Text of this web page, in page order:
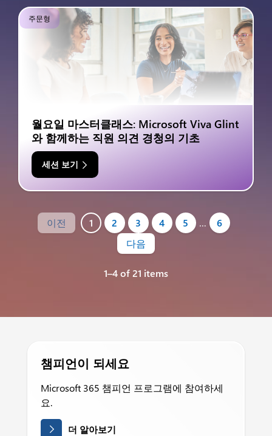
주문형
월요일 마스터클래스: Microsoft Viva Glint
와 함께하는 직원 의견 경청의 기초
세션 보기
이전 1 2 3 4 5 …
6
다음
1–4 of 21 items
챔피언이 되세요
Microsoft 365 챔피언 프로그램에 참여하세
요.
더 알아보기